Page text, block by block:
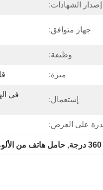
إصدار الشهادات:
جهاز متوافق:
وظيفة:
ميزة:
إستعمال:
على العرض:
, حامل هاتف من